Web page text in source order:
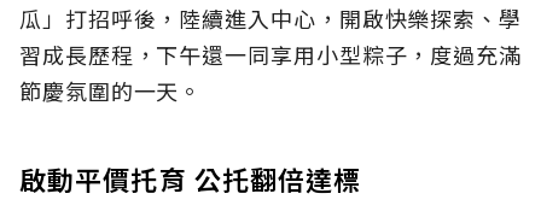
瓜」打招呼後，陸續進入中心，開啟快樂探索、學
習成長歷程，下午還一同享用小型粽子，度過充滿
節慶氛圍的一天。
啟動平價托育 公托翻倍達標